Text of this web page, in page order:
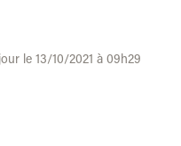
le 13/10/2021 à 09h29